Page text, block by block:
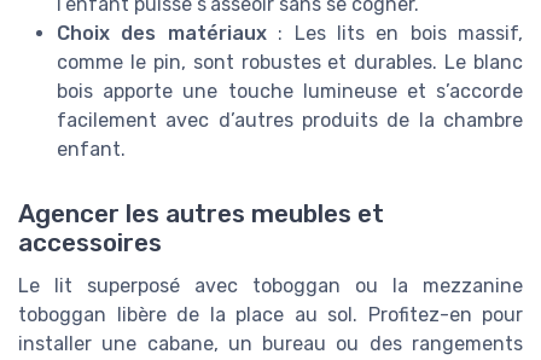
Choix des matériaux: Les lits en bois massif,
comme le pin, sont robustes et durables. Le blanc
bois apporte une touche lumineuse et s’accorde
facilement avec d’autres produits de la chambre
enfant.
Agencer les autres meubles et
accessoires
Le lit superposé avec toboggan ou la mezzanine
toboggan libère de la place au sol. Profitez-en pour
installer une cabane, un bureau ou des rangements